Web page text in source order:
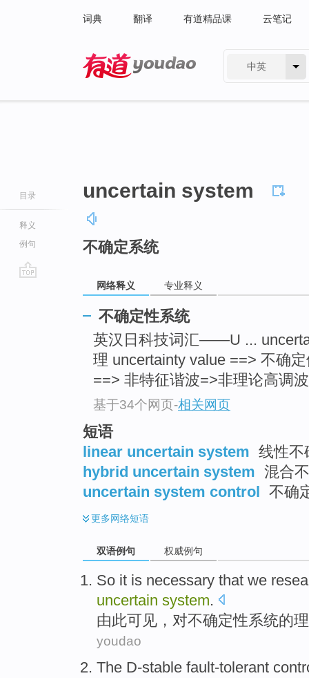
词典 翻译 有道精品课 云笔记
中英
目录
释义
例句
uncertain system
不确定系统
网络释义 专业释义
不确定性系统
英汉日科技词汇——U ...
理 uncertainty value ==> 不确
==> 非特征谐波=>非理论高调
基于34个网页-相关网页
短语
linear uncertain system 线性不
hybrid uncertain system 混合
uncertain system control 不确
更多网络短语
双语例句 权威例句
So it is necessary that we
uncertain system.
由此可见 ， 对不确定性系统的
youdao
The D-stable fault-tolerant